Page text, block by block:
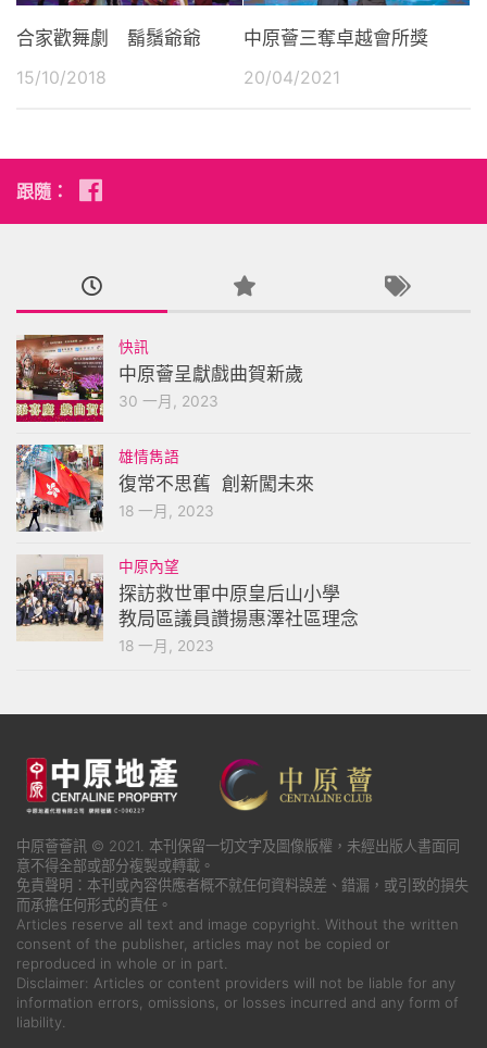
合家歡舞劇 鬍鬚爺爺
15/10/2018
中原薈三奪卓越會所獎
20/04/2021
跟隨：
快訊
中原薈呈獻戲曲賀新歲
30 一月, 2023
雄情雋語
復常不思舊 創新闖未來
18 一月, 2023
中原內望
探訪救世軍中原皇后山小學
教局區議員讚揚惠澤社區理念
18 一月, 2023
中原薈薈訊 © 2021. 本刊保留一切文字及圖像版權，未經出版人書面同
意不得全部或部分複製或轉載。
免責聲明：本刊或內容供應者概不就任何資料誤差、錯漏，或引致的損失
而承擔任何形式的責任。
Articles reserve all text and image copyright. Without the written
consent of the publisher, articles may not be copied or
reproduced in whole or in part.
Disclaimer: Articles or content providers will not be liable for any
information errors, omissions, or losses incurred and any form of
liability.